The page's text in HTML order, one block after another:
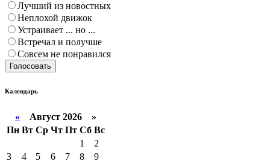
Лучший из новостных
Неплохой движок
Устраивает ... но ...
Встречал и получше
Совсем не понравился
Голосовать
Календарь
« Август 2026 »
Пн Вт Ср Чт Пт Сб Вс
1
2
3
4 5 6 7 8
9